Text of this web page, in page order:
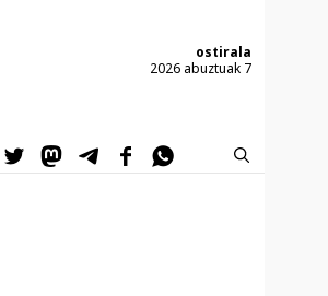
ostirala
2026 abuztuak 7